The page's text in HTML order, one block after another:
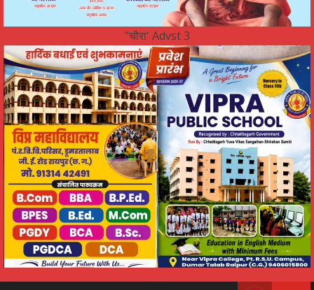
"चौरा' Advst 3